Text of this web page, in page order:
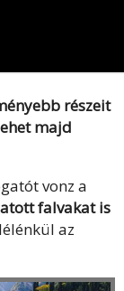
részeit
majd
vonz a
falvakat is
az